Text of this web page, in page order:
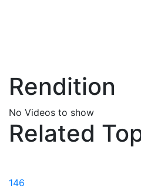
Rendition
No Videos to show
Related
146